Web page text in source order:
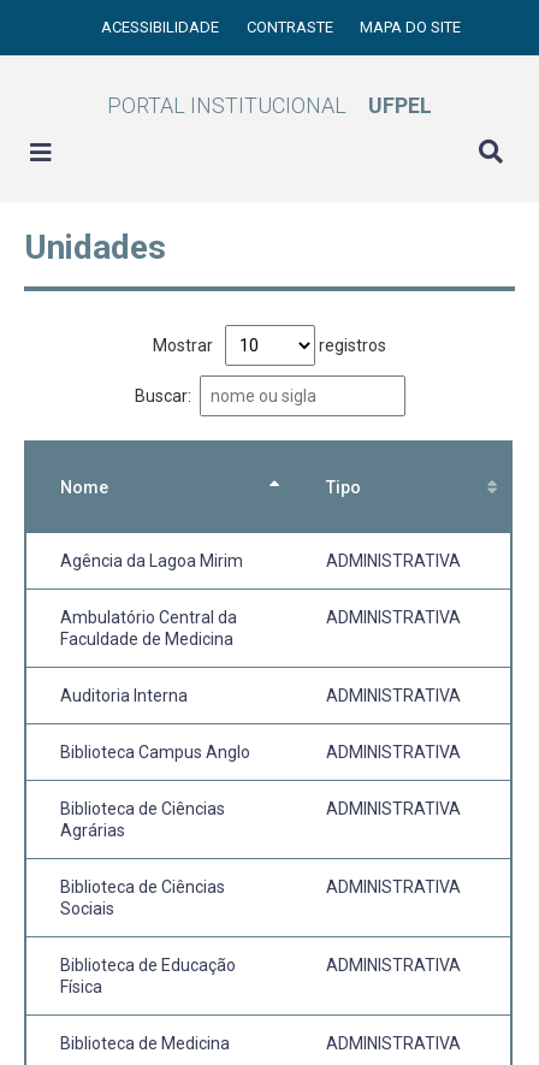
ACESSIBILIDADE CONTRASTE MAPA DO SITE
PORTAL INSTITUCIONAL UFPEL
Unidades
Mostrar registros
Buscar:
Nome Tipo
Agência da Lagoa Mirim ADMINISTRATIVA
Ambulatório Central da
Faculdade de Medicina
ADMINISTRATIVA
Auditoria Interna ADMINISTRATIVA
Biblioteca Campus Anglo ADMINISTRATIVA
Biblioteca de Ciências
Agrárias
ADMINISTRATIVA
Biblioteca de Ciências
Sociais
ADMINISTRATIVA
Biblioteca de Educação
Física
ADMINISTRATIVA
Biblioteca de Medicina ADMINISTRATIVA